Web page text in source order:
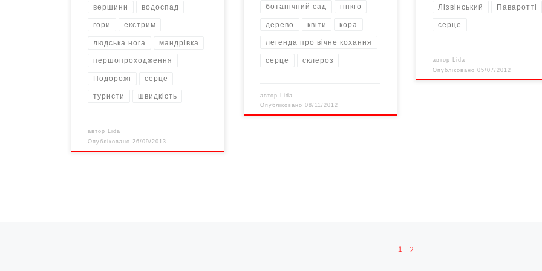
вершини водоспад
гори екстрим
людська нога мандрівка
першопроходження
Подорожі серце
туристи швидкість
автор Lida
Опубліковано 26/09/2013
ботанічний сад гінкго
дерево квіти кора
легенда про вічне кохання
серце склероз
автор
Lida
Опубліковано08/11/2012
Лізвінський Паваротті
серце
автор
Lida
Опубліковано05/07/2012
1 2